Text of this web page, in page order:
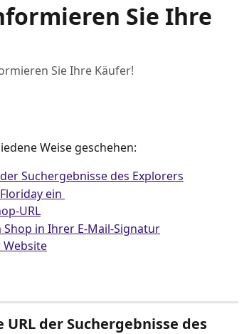
Sie Ihre
Sie Ihre Käufer!
Weise geschehen:
Suchergebnisse des Explorers
ein
URL
in Ihrer E-Mail-Signatur
der Suchergebnisse des